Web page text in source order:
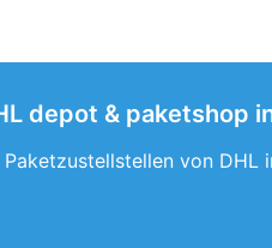
depot & paketshop
von DHL